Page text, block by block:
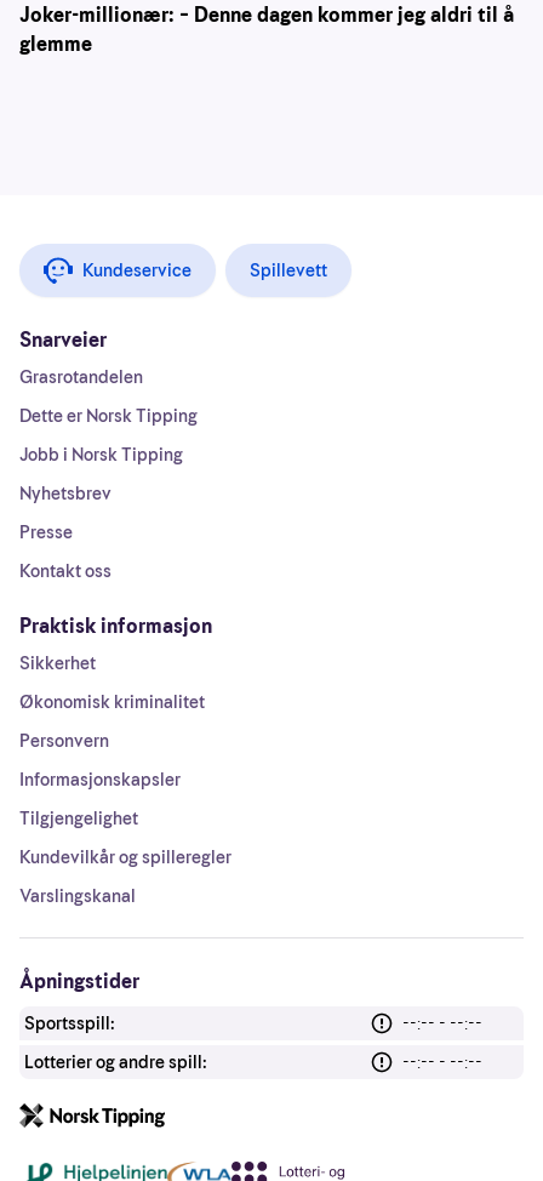
Joker-millionær: – Denne dagen kommer jeg aldri til å
glemme
Kundeservice Spillevett
Snarveier
Grasrotandelen
Dette er Norsk Tipping
Jobb i Norsk Tipping
Nyhetsbrev
Presse
Kontakt oss
Praktisk informasjon
Sikkerhet
Økonomisk kriminalitet
Personvern
Informasjonskapsler
Tilgjengelighet
Kundevilkår og spilleregler
Varslingskanal
Åpningstider
Sportsspill:
--:-- - --:--
Lotterier og andre spill:
--:-- - --:--
Andre lenker